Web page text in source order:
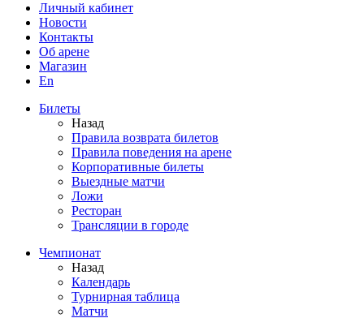
Личный кабинет
Новости
Контакты
Об арене
Магазин
En
Билеты
Назад
Правила возврата билетов
Правила поведения на арене
Корпоративные билеты
Выездные матчи
Ложи
Ресторан
Трансляции в городе
Чемпионат
Назад
Календарь
Турнирная таблица
Матчи